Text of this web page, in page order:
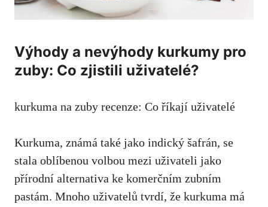
Výhody⁤ a nevýhody kurkumy pro
zuby: Co ‍zjistili uživatelé?
kurkuma ⁣na zuby recenze: Co říkají uživatelé
Kurkuma, známá také jako indický šafrán, se
stala oblíbenou volbou mezi uživateli jako
přírodní alternativa ke⁢ komerčním zubním
pastám. Mnoho uživatelů tvrdí, že kurkuma má